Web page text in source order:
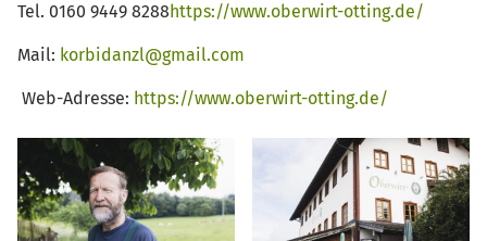
Tel. 0160 9449 8288 https://www.oberwirt-otting.de/
Mail: korbidanzl@gmail.com
Web-Adresse: https://www.oberwirt-otting.de/